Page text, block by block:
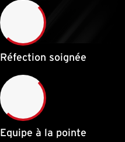
Réfection soignée
Equipe à la pointe